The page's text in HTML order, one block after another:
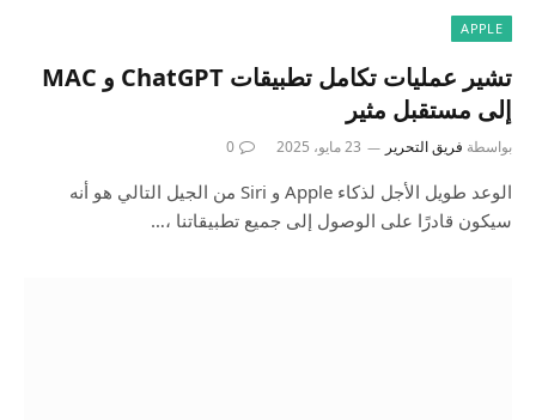
APPLE
تشير عمليات تكامل تطبيقات ChatGPT و MAC
إلى مستقبل مثير
بواسطة فريق التحرير 23 مايو، 2025 0
الوعد طويل الأجل لذكاء Apple و Siri من الجيل التالي هو أنه
سيكون قادرًا على الوصول إلى جميع تطبيقاتنا ،…